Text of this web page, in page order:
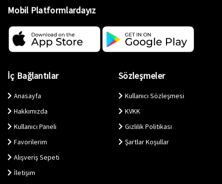
Mobil Platformlardayız
İç Bağlantılar
Anasayfa
Hakkımızda
Kullanıcı Paneli
Favorilerim
Alışveriş Sepeti
İletişim
Sözleşmeler
Kullanıcı Sözleşmesi
KVKK
Gizlilik Politikası
Şartlar Koşullar